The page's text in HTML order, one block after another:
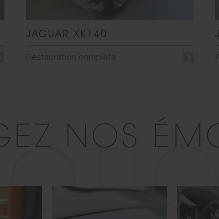
JAGUAR XK140
Restauration complète
NOS